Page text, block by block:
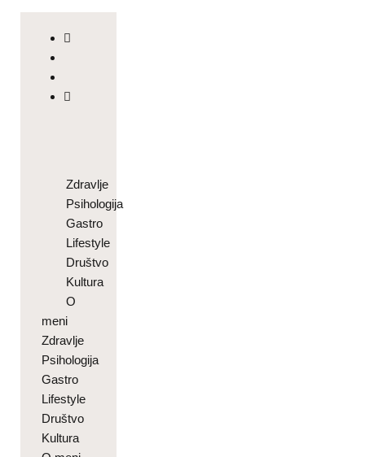
Zdravlje
Psihologija
Gastro
Lifestyle
Društvo
Kultura
O
meni
Zdravlje
Psihologija
Gastro
Lifestyle
Društvo
Kultura